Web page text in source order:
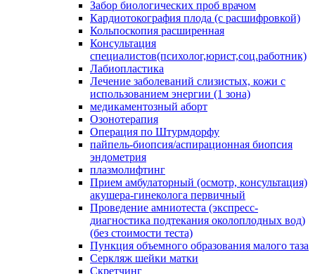
Забор биологических проб врачом
Кардиотокография плода (с расшифровкой)
Кольпоскопия расширенная
Консультация
специалистов(психолог,юрист,соц.работник)
Лабиопластика
Лечение заболеваний слизистых, кожи с
использованием энергии (1 зона)
медикаментозный аборт
Озонотерапия
Операция по Штурмдорфу
пайпель-биопсия/аспирационная биопсия
эндометрия
плазмолифтинг
Прием амбулаторный (осмотр, консультация)
акушера-гинеколога первичный
Проведение амниотеста (экспресс-
диагностика подтекания околоплодных вод)
(без стоимости теста)
Пункция объемного образования малого таза
Серкляж шейки матки
Скретчинг